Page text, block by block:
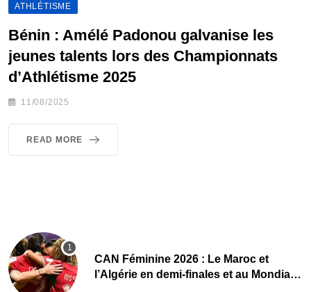
ATHLÉTISME
Bénin : Amélé Padonou galvanise les
jeunes talents lors des Championnats
d’Athlétisme 2025
11/08/2025
READ MORE
CAN Féminine 2026 : Le Maroc et
l’Algérie en demi-finales et au Mondial